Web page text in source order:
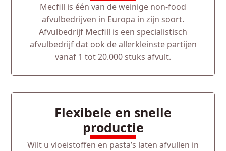
Mecfill is één van de weinige non-food
afvulbedrijven in Europa in zijn soort.
Afvulbedrijf Mecfill is een specialistisch
afvulbedrijf dat ook de allerkleinste partijen
vanaf 1 tot 20.000 stuks afvult.
Flexibele en snelle
productie
Wilt u vloeistoffen en pasta’s laten afvullen in